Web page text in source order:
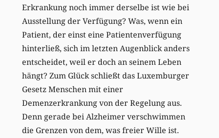
Erkrankung noch immer derselbe ist wie bei
Ausstellung der Verfügung? Was, wenn ein
Patient, der einst eine Patientenverfügung
hinterließ, sich im letzten Augenblick anders
entscheidet, weil er doch an seinem Leben
hängt? Zum Glück schließt das Luxemburger
Gesetz Menschen mit einer
Demenzerkrankung von der Regelung aus.
Denn gerade bei Alzheimer verschwimmen
die Grenzen von dem, was freier Wille ist.